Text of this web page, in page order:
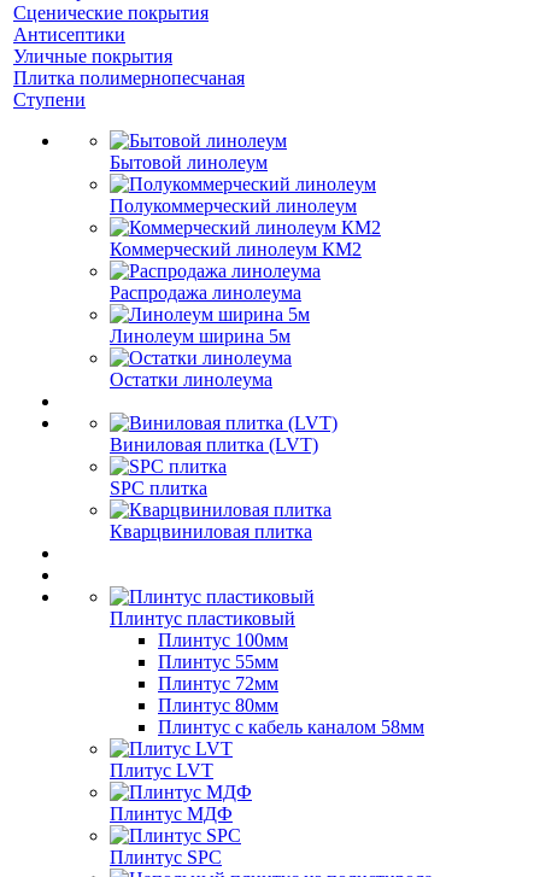
Сценические покрытия
Антисептики
Уличные покрытия
Плитка полимернопесчаная
Ступени
Бытовой линолеум
Полукоммерческий линолеум
Коммерческий линолеум КМ2
Распродажа линолеума
Линолеум ширина 5м
Остатки линолеума
Виниловая плитка (LVT)
SPC плитка
Кварцвиниловая плитка
Плинтус пластиковый
Плинтус 100мм
Плинтус 55мм
Плинтус 72мм
Плинтус 80мм
Плинтус с кабель каналом 58мм
Плитус LVT
Плинтус МДФ
Плинтус SPC